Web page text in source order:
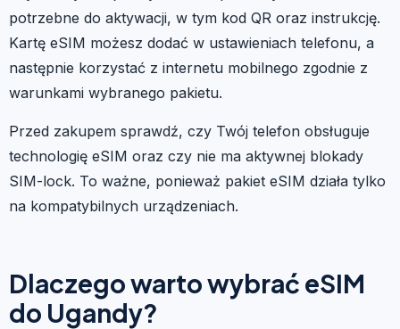
potrzebne do aktywacji, w tym kod QR oraz instrukcję.
Kartę eSIM możesz dodać w ustawieniach telefonu, a
następnie korzystać z internetu mobilnego zgodnie z
warunkami wybranego pakietu.
Przed zakupem sprawdź, czy Twój telefon obsługuje
technologię eSIM oraz czy nie ma aktywnej blokady
SIM-lock. To ważne, ponieważ pakiet eSIM działa tylko
na kompatybilnych urządzeniach.
Dlaczego warto wybrać eSIM
do Ugandy?